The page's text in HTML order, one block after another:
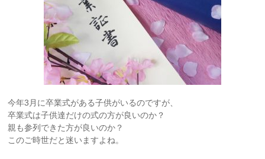
今年3月に卒業式がある子供がいるのですが、
卒業式は子供達だけの式の方が良いのか？
親も参列できた方が良いのか？
このご時世だと迷いますよね。